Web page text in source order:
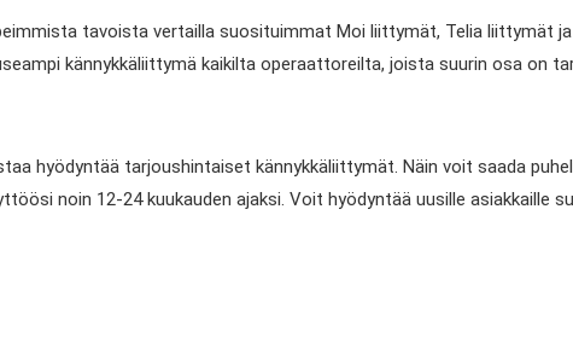
tavoista vertailla suosituimmat Moi liittymät, Telia liittymät
kännykkäliittymä kaikilta operaattoreilta, joista suurin osa on
hyödyntää tarjoushintaiset kännykkäliittymät. Näin voit saada
noin 12-24 kuukauden ajaksi. Voit hyödyntää uusille asiakkaille